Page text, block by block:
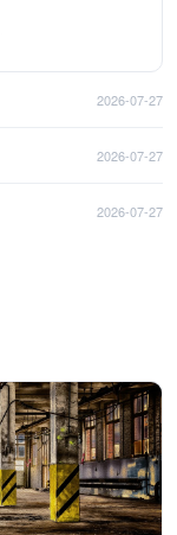
2026-07-27
2026-07-27
2026-07-27